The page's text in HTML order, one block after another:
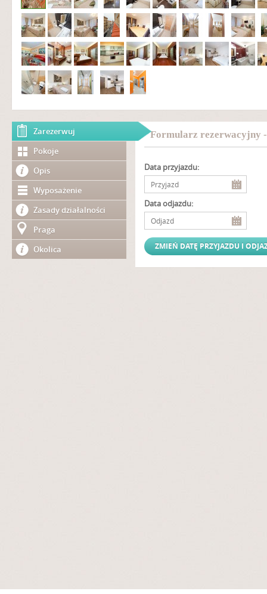
Zarezerwuj
Pokoje
Opis
Wyposażenie
Zasady działalności
Praga
Okolica
Formularz rezerwacyjny
Data przyjazdu:
Data odjazdu: